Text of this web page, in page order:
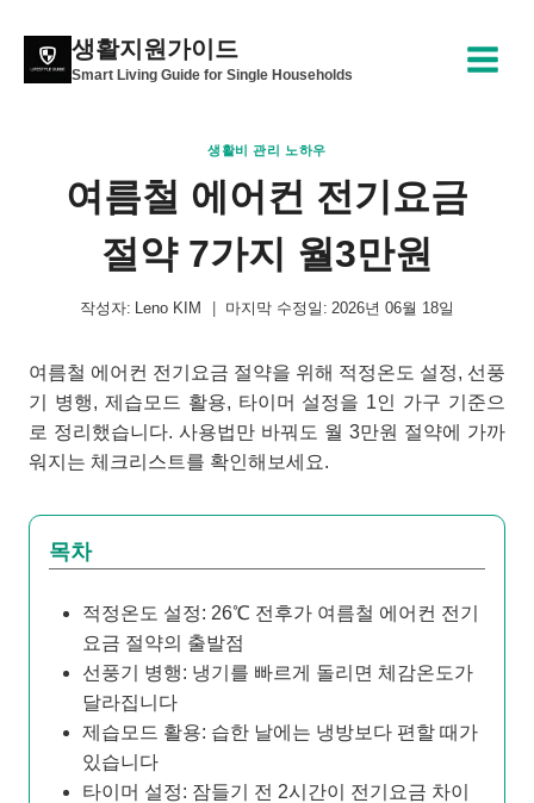
content
생활지원가이드
Smart Living Guide for Single Households
생활비 관리 노하우
여름철 에어컨 전기요금
절약 7가지 월3만원
작성자: Leno KIM 마지막 수정일: 2026년 06월 18일
여름철 에어컨 전기요금 절약을 위해 적정온도 설정, 선풍
기 병행, 제습모드 활용, 타이머 설정을 1인 가구 기준으
로 정리했습니다. 사용법만 바꿔도 월 3만원 절약에 가까
워지는 체크리스트를 확인해보세요.
목차
적정온도 설정: 26℃ 전후가 여름철 에어컨 전기
요금 절약의 출발점
선풍기 병행: 냉기를 빠르게 돌리면 체감온도가
달라집니다
제습모드 활용: 습한 날에는 냉방보다 편할 때가
있습니다
타이머 설정: 잠들기 전 2시간이 전기요금 차이